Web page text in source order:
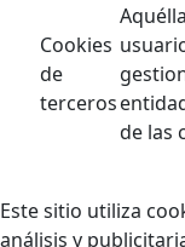
Cookies
de
terceros
de las
Este sitio utiliza
análisis y